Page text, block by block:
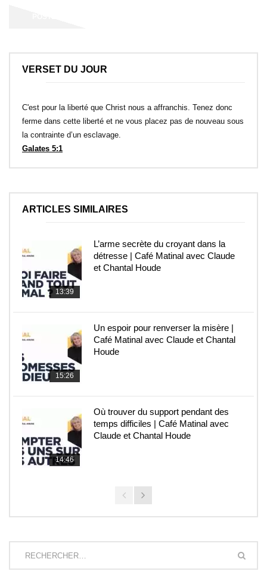
VERSET DU JOUR
C'est pour la liberté que Christ nous a affranchis. Tenez donc
ferme dans cette liberté et ne vous placez pas de nouveau sous
la contrainte d’un esclavage.
Galates 5:1
ARTICLES SIMILAIRES
13:39
L’arme secrète du croyant dans la
détresse | Café Matinal avec Claude
et Chantal Houde
15:26
Un espoir pour renverser la misère |
Café Matinal avec Claude et Chantal
Houde
14:46
Où trouver du support pendant des
temps difficiles | Café Matinal avec
Claude et Chantal Houde